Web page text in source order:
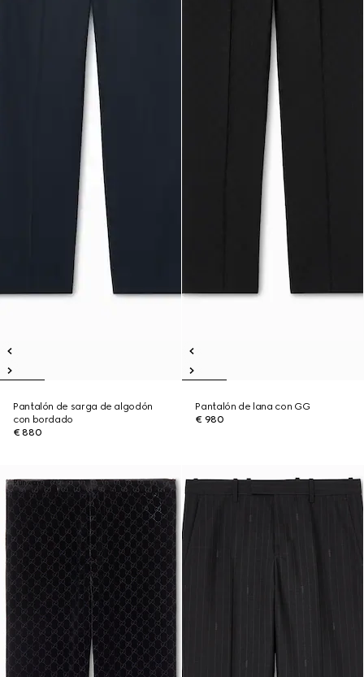
Pantalón de sarga de algodón
con bordado
€ 880
Pantalón de lana con GG
€ 980
Runway